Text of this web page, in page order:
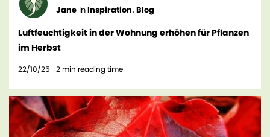
Jane InInspiration, Blog
Luftfeuchtigkeit in der Wohnung erhöhen für Pflanzen
im Herbst
22/10/25 2 min reading time